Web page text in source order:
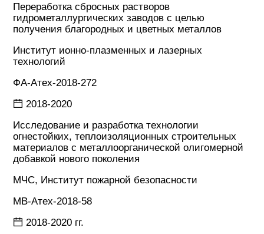
Переработка сбросных растворов
гидрометаллургических заводов с целью
получения благородных и цветных металлов
Институт ионно-плазменных и лазерных
технологий
ФА-Атех-2018-272
2018-2020
Исследование и разработка технологии
огнестойких, теплоизоляционных строительных
материалов с металлоорганической олигомерной
добавкой нового поколения
МЧС, Институт пожарной безопасности
МВ-Атех-2018-58
2018-2020 гг.